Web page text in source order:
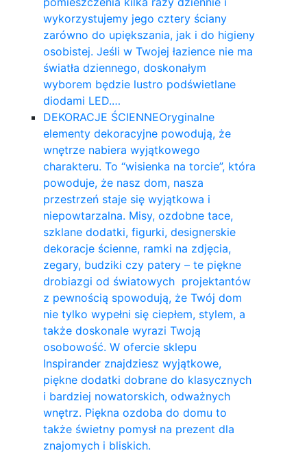
wykorzystujemy jego cztery ściany
zarówno do upiększania, jak i do higieny
osobistej. Jeśli w Twojej łazience nie ma
światła dziennego, doskonałym
wyborem będzie lustro podświetlane
diodami LED.…
DEKORACJE ŚCIENNEOryginalne
elementy dekoracyjne powodują, że
wnętrze nabiera wyjątkowego
charakteru. To “wisienka na torcie”, która
powoduje, że nasz dom, nasza
przestrzeń staje się wyjątkowa i
niepowtarzalna. Misy, ozdobne tace,
szklane dodatki, figurki, designerskie
dekoracje ścienne, ramki na zdjęcia,
zegary, budziki czy patery – te piękne
drobiazgi od światowych projektantów
z pewnością spowodują, że Twój dom
nie tylko wypełni się ciepłem, stylem, a
także doskonale wyrazi Twoją
osobowość. W ofercie sklepu
Inspirander znajdziesz wyjątkowe,
piękne dodatki dobrane do klasycznych
i bardziej nowatorskich, odważnych
wnętrz. Piękna ozdoba do domu to
także świetny pomysł na prezent dla
znajomych i bliskich.